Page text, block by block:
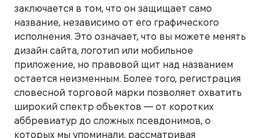
заключается в том, что он защищает само
название, независимо от его графического
исполнения. Это означает, что вы можете менять
дизайн сайта, логотип или мобильное
приложение, но правовой щит над названием
остается неизменным. Более того, регистрация
словесной торговой марки позволяет охватить
широкий спектр объектов — от коротких
аббревиатур до сложных псевдонимов, о
которых мы упоминали, рассматривая